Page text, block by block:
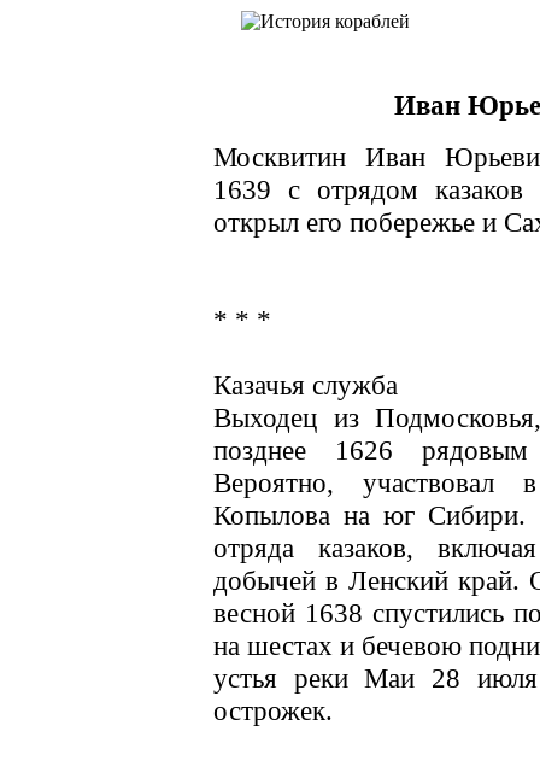
Иван
Москвитин Иван
1639 с отрядом
открыл его побережье и
* * *
Казачья служба
Выходец из
позднее 1626 рядовым
Вероятно, участвовал
Копылова на юг Сибири.
отряда казаков,
добычей в Ленский край.
весной 1638 спустились
на шестах и бечевою
устья реки Маи 28 июля
острожек.